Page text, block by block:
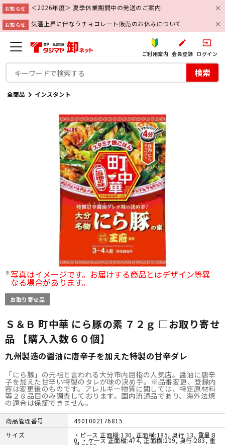
お知らせ ＜2026年度＞ 夏季休業期間中の発送のご案内
お知らせ 気温上昇に伴なうチョコレート販売のお休みについて
ご利用案内
create
会員登録
input
ログイン
検索
全商品 インスタント
写真はイメージです。お届けする商品とはデザイン等異
なる場合があります。
お取り寄せ品
Ｓ＆Ｂ 町中華 にら豚の素 ７２ｇ □お取り寄せ
品 【購入入数６０個】
九州製造の醤油に唐辛子を加えた特製の甘辛ダレ
「にら豚」の元祖と言われる大分市内屈指の人気店。醤油に唐辛
子を加えた甘辛い特製のタレが味の決め手。※品番変更、登録内
容は変更後のものです。アレルギー物質に関しては、特定原材料
等２８品目のみ調査しております。国内流通品であり、海外法規
の適合は保証できません。
商品管理番号
4901002176815
サイズ
・ピース 正面縦:130, 正面横:185, 奥行:13, 重量:8
0, ・ケース 正面縦:474, 正面横:209, 奥行:283, 重